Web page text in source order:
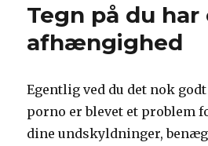
Tegn på du har
afhængighed
Egentlig ved du det nok godt
porno er blevet et problem
dine undskyldninger,